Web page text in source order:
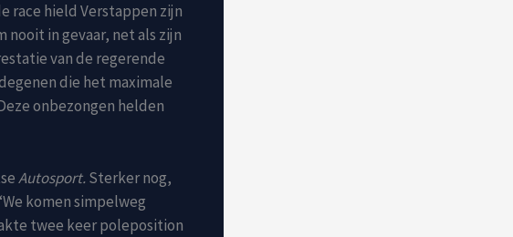
race hield Verstappen zijn
in gevaar, net als zijn
van de regerende
die het maximale
onbezongen helden
Autosport.Sterker nog,
komen simpelweg
twee keer poleposition